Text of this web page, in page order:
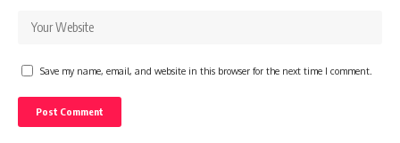
Save my name, email, and website in this browser for the next time I comment.